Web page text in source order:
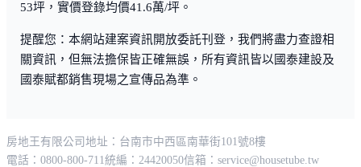
53坪，實價登錄均價41.6萬/坪。
提醒您：本網站建案資訊開放委託刊登，我們將盡力查證相
關資訊，但無法擔保皆正確無誤，所有資訊皆以國泰建設及
國泰賦都銷售現場之宣傳品為準。
房地王有限公司 地址：台南市中西區南華街101號8樓
電話：0800-800-711統編：24420050信箱： service@housetube.tw